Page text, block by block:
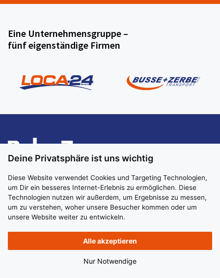
Deine Privatsphäre ist uns wichtig
Diese Website verwendet Cookies und Targeting Technologien,
um Dir ein besseres Internet-Erlebnis zu ermöglichen. Diese
Technologien nutzen wir außerdem, um Ergebnisse zu messen,
um zu verstehen, woher unsere Besucher kommen oder um
unsere Website weiter zu entwickeln.
Alle akzeptieren
Nur Notwendige
Eine Unternehmensgruppe –
fünf eigenständige Firmen
© 2026 BplusZ Verwaltungs GmbH. All rights reserved.